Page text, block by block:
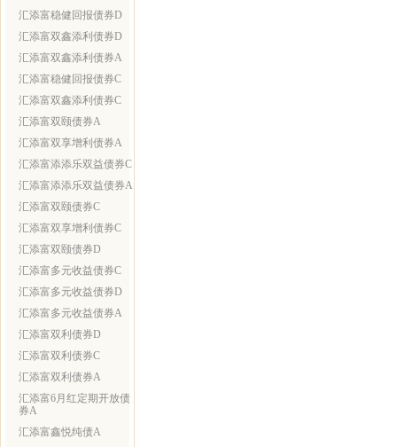
汇添富稳健回报债券D
汇添富双鑫添利债券D
汇添富双鑫添利债券A
汇添富稳健回报债券C
汇添富双鑫添利债券C
汇添富双颐债券A
汇添富双享增利债券A
汇添富添添乐双益债券C
汇添富添添乐双益债券A
汇添富双颐债券C
汇添富双享增利债券C
汇添富双颐债券D
汇添富多元收益债券C
汇添富多元收益债券D
汇添富多元收益债券A
汇添富双利债券D
汇添富双利债券C
汇添富双利债券A
汇添富6月红定期开放债
券A
汇添富鑫悦纯债A